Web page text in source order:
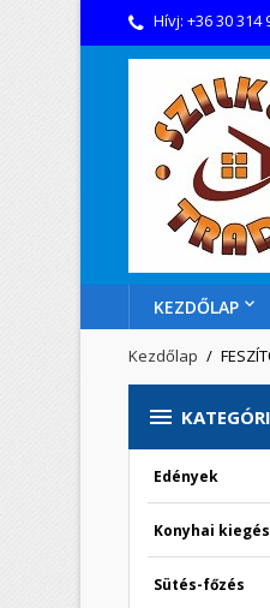
Hívj:+36 30 314
KEZDŐLAP
Kezdőlap

Edények
Konyhai
Sütés-főzés